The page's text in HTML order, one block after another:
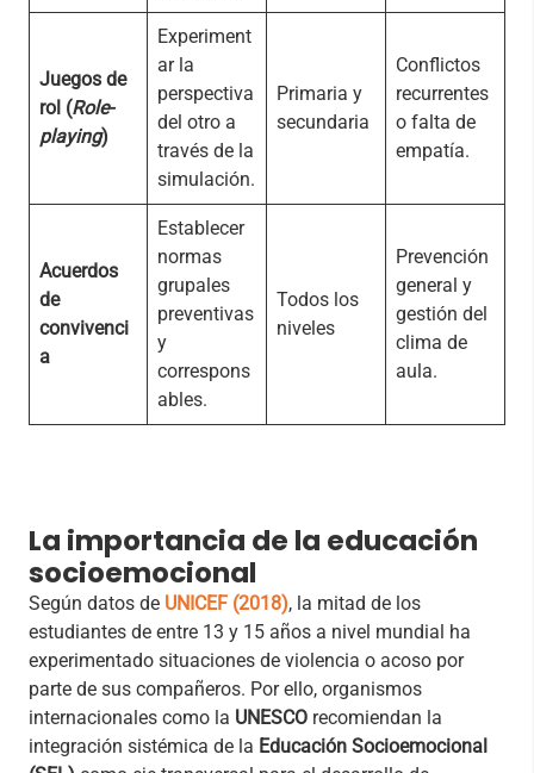
Juegos de
rol (Role-
playing)
Experiment
ar la
perspectiva
del otro a
través de la
simulación.
Primaria y
secundaria
Conflictos
recurrentes
o falta de
empatía.
Acuerdos
de
convivenci
a
Establecer
normas
grupales
preventivas
y
correspons
ables.
Todos los
niveles
Prevención
general y
gestión del
clima de
aula.
La importancia de la educación
socioemocional
Según datos de UNICEF (2018), la mitad de los
estudiantes de entre 13 y 15 años a nivel mundial ha
experimentado situaciones de violencia o acoso por
parte de sus compañeros. Por ello, organismos
internacionales como la UNESCO recomiendan la
integración sistémica de la Educación Socioemocional